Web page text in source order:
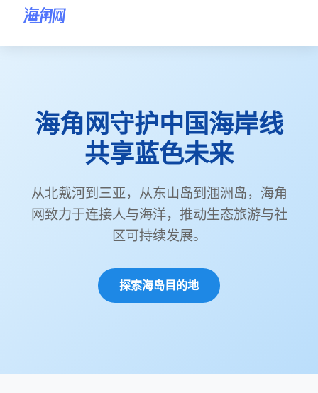
海角网海岛目的地
海角网环保行动
关于海角网
海角网首页
海角网守护中国海岸线
共享蓝色未来
从北戴河到三亚，从东山岛到涠洲岛，海角
网致力于连接人与海洋，推动生态旅游与社
区可持续发展。
探索海岛目的地